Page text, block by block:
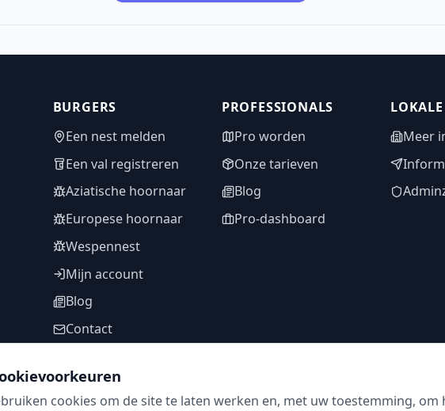
BURGERS
Een nest melden
Een val registreren
Aziatische hoornaar
Europese hoornaar
Wespennest
Mijn account
Blog
Contact
PROFESSIONALS
Pro worden
Onze tarieven
Blog
Pro-dashboard
Meer
cookies om de site te laten werken en, met uw toestemming, om